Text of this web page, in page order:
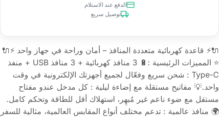
الدفع عند الاستلام
توصيل سريع
🔌⚡ قاعدة كهربائية متعددة المنافذ – أمان وراحة في جهاز واحد ⚡🔌
⭐ المميزات الرئيسية :🔋 3 منافذ كهربائية + 3 منافذ USB + منفذ
Type-C : شحن سريع وفعّال لجميع أجهزتك الإلكترونية في وقت
واحد.💡 مفاتيح مستقلة مع إضاءة ليلية : كل مدخل عندو مفتاح
مستقل مع ضوء ناعم غير مُبهِر، استهلاك أقل للطاقة وتحكم كامل.
🌍 منافذ عالمية : تدعم مختلف أنواع المقابس العالمية، مثالية للسفر